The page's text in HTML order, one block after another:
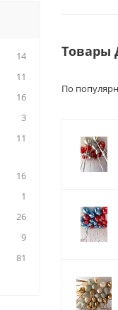
Товары
По
14
11
16
3
11
16
1
26
9
81